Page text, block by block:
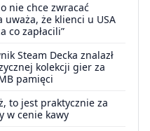
nie chce zwracać
że klienci u USA
co zapłacili”
Steam Decka znalazł
kolekcji gier za
pamięci
to jest praktycznie za
w cenie kawy